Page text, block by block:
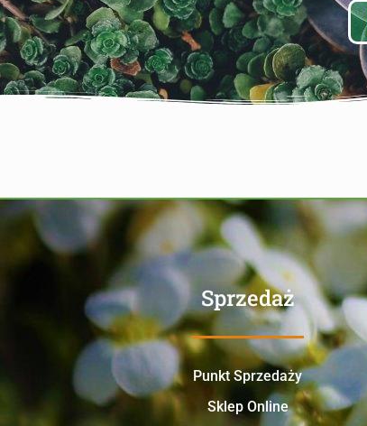
Sprzedaż
Punkt Sprzedaży
Sklep Online